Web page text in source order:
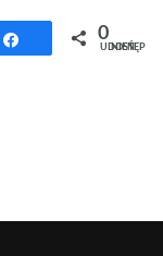
Udostępnij
0
UDOSTĘPNIEŃ